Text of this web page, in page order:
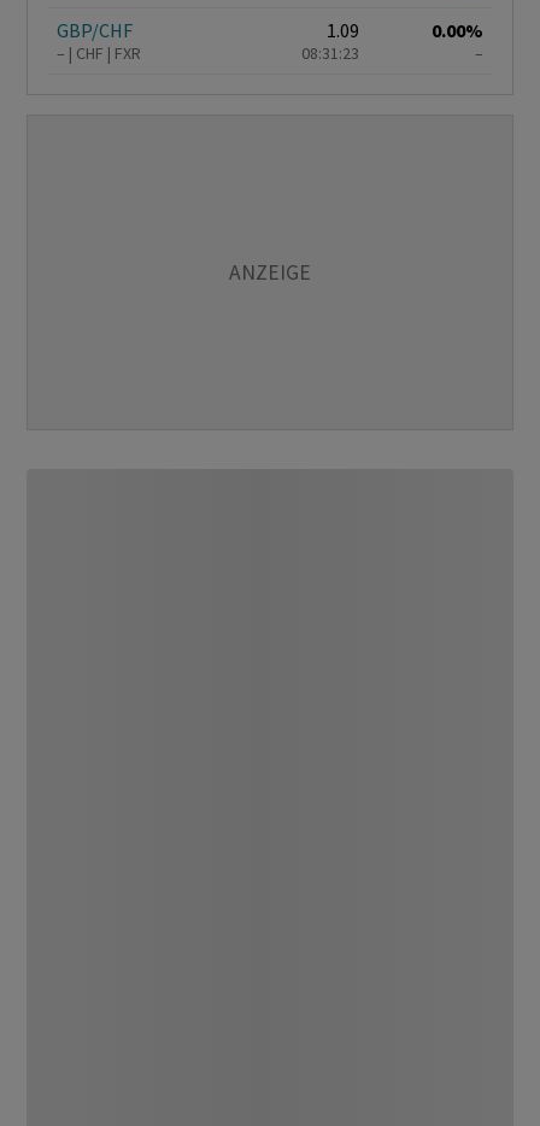
GBP/CHF
– CHF FXR
1.09
08:31:23
0.00%
–